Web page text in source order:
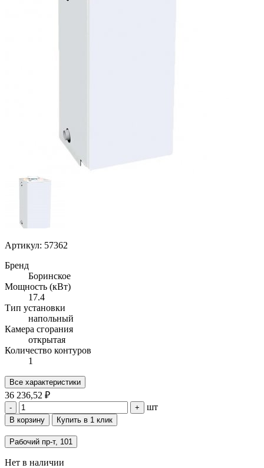
Артикул: 57362
Бренд
Боринское
Мощность (кВт)
17.4
Тип установки
напольный
Камера сгорания
открытая
Количество контуров
1
Все характеристики
36 236,52 ₽
- + шт
В корзину Купить в 1 клик
Рабочий пр-т, 101
Нет в наличии